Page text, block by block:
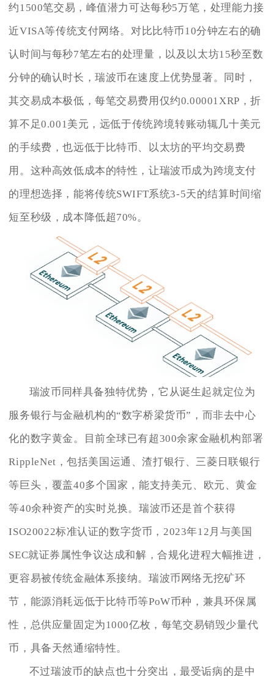
约1500笔交易，峰值潜力可达每秒5万笔，处理能力接
近VISA等传统支付网络。对比比特币10分钟左右的确
认时间与每秒7笔左右的处理量，以及以太坊15秒至数
分钟的确认时长，瑞波币在速度上优势显著。同时，
其交易成本极低，每笔交易费用仅约0.00001XRP，折
算不足0.001美元，远低于传统跨境转账动辄几十美元
的手续费，也远低于比特币、以太坊的平均交易费
用。这种高效低成本的特性，让瑞波币成为跨境支付
的理想选择，能将传统SWIFT系统3-5天的结算时间缩
短至秒级，成本降低超70%。
瑞波币同样具备独特优势，它从诞生起就定位为
服务银行与金融机构的“数字桥梁货币”，而非去中心
化的数字黄金。目前全球已有超300余家金融机构部署
RippleNet，包括美国运通、渣打银行、三菱日联银行
等巨头，覆盖40多个国家，能支持美元、欧元、黄金
等40余种资产的实时兑换。瑞波币还是首个获得
ISO20022标准认证的数字货币，2023年12月与美国
SEC就证券属性争议达成和解，合规化进程大幅推进，
更容易被传统金融体系接纳。瑞波币网络无挖矿环
节，能源消耗远低于比特币等PoW币种，兼具环保属
性，总供应量固定为1000亿枚，每笔交易销毁少量代
币，具备天然通缩特性。
不过瑞波币的缺点也十分突出，最受诟病的是中